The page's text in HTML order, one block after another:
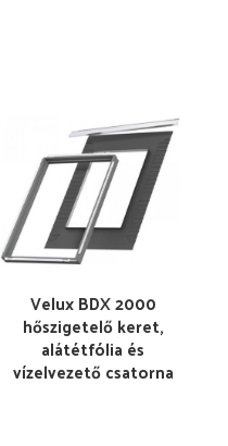
Velux BDX 2000
hőszigetelő keret,
alátétfólia és
vízelvezető csatorna